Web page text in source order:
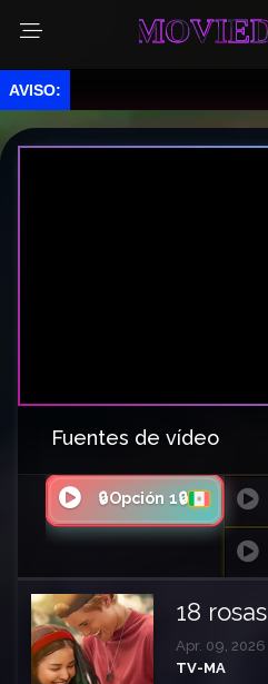
MOVIEDAYS.2
Fuentes de vídeo
🔒Opción 1🔒
18 rosas
Apr. 09, 2026
TV-MA